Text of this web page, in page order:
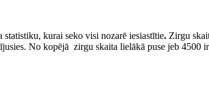
statistiku, kurai seko visi nozarē iesiastītie. Zirgu
No kopējā zirgu skaita lielākā puse jeb